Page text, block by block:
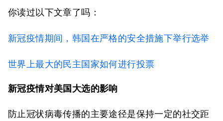
你读过以下文章了吗 ：
新冠疫情期间，韩国在严格的安全措施下举行选举
世界上最大的民主国家如何进行投票
新冠疫情对美国大选的影响
防止冠状病毒传播的主要途径是保持一定的社交距